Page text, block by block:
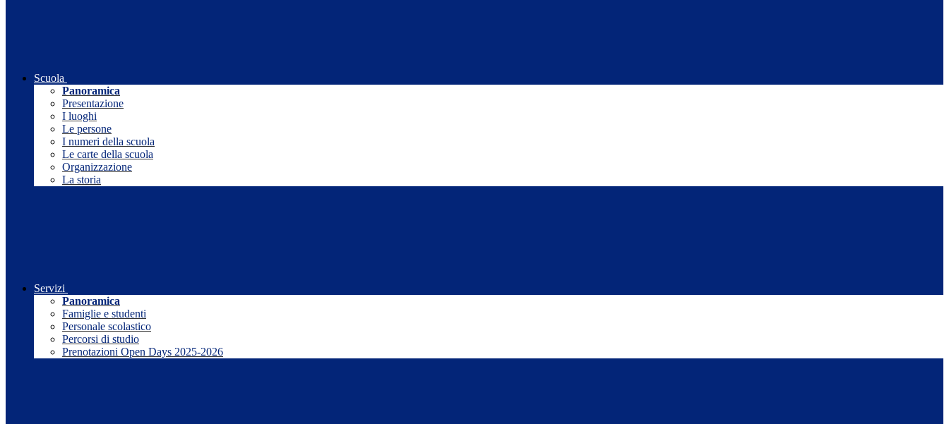
Scuola
Panoramica
Presentazione
I luoghi
Le persone
I numeri della scuola
Le carte della scuola
Organizzazione
La storia
Servizi
Panoramica
Famiglie e studenti
Personale scolastico
Percorsi di studio
Prenotazioni Open Days 2025-2026